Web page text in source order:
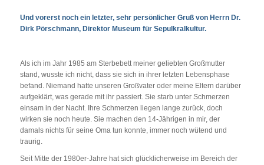
Und vorerst noch ein letzter, sehr persönlicher Gruß von Herrn Dr.
Dirk Pörschmann, Direktor Museum für Sepulkralkultur.
Als ich im Jahr 1985 am Sterbebett meiner geliebten Großmutter
stand, wusste ich nicht, dass sie sich in ihrer letzten Lebensphase
befand. Niemand hatte unseren Großvater oder meine Eltern darüber
aufgeklärt, was gerade mit ihr passiert. Sie starb unter Schmerzen
einsam in der Nacht. Ihre Schmerzen liegen lange zurück, doch
wirken sie noch heute. Sie machen den 14-Jährigen in mir, der
damals nichts für seine Oma tun konnte, immer noch wütend und
traurig.
Seit Mitte der 1980er-Jahre hat sich glücklicherweise im Bereich der